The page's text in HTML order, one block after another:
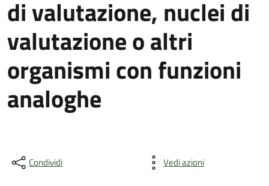
di valutazione, nuclei di
valutazione o altri
organismi con funzioni
analoghe
Condividi Vedi azioni